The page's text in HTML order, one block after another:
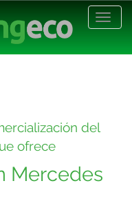
del
ofrece
Mercedes